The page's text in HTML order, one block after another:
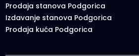
Prodaja stanova Podgorica
Izdavanje stanova Podgorica
Prodaja kuća Podgorica